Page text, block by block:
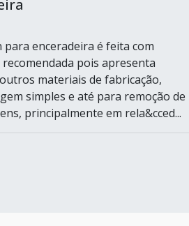
enceradeira é feita com
pois apresenta
materiais de fabricação,
simples e até para remoção de
principalmente em rela&cced...